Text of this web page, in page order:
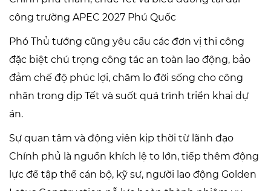
Phó Thủ tướng cũng yêu cầu các đơn vị thi công
đặc biệt chú trọng công tác an toàn lao động, bảo
đảm chế độ phúc lợi, chăm lo đời sống cho công
nhân trong dịp Tết và suốt quá trình triển khai dự
án.
Sự quan tâm và động viên kịp thời từ lãnh đạo
Chính phủ là nguồn khích lệ to lớn, tiếp thêm động
lực để tập thể cán bộ, kỹ sư, người lao động Golden